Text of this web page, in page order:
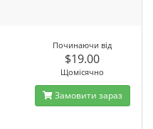
Починаючи від
$19.00
Щомісячно
Замовити зараз